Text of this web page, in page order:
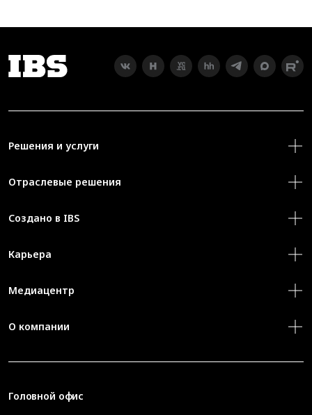
Решения и услуги
Отраслевые решения
Создано в IBS
Карьера
Медиацентр
О компании
Головной офис